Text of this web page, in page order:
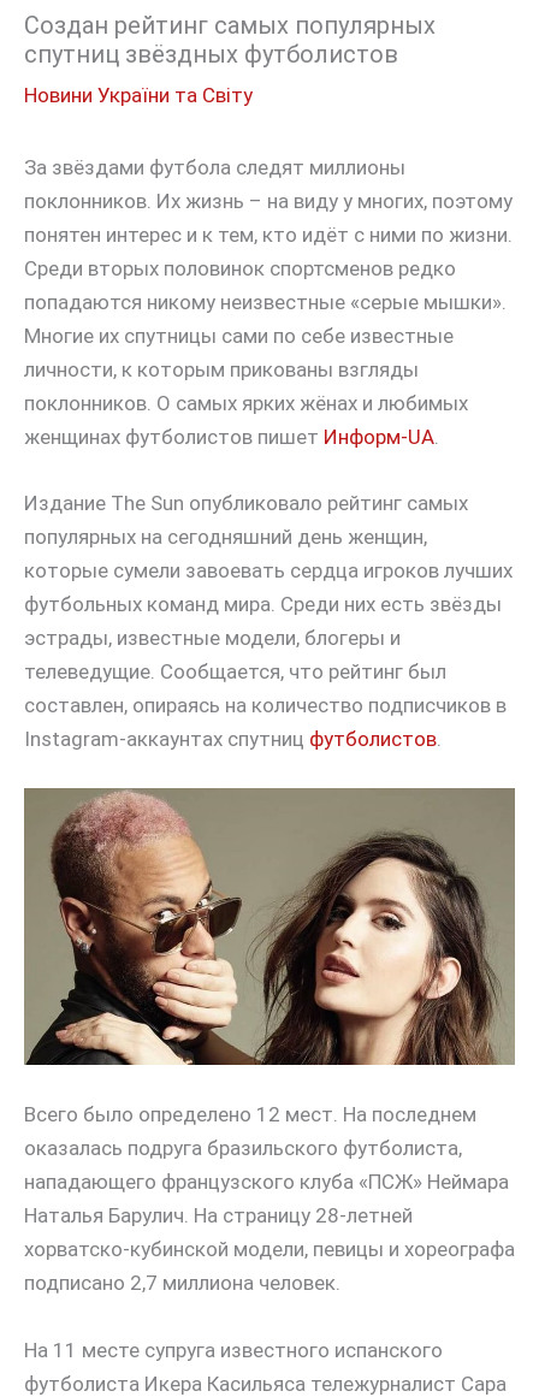
Создан рейтинг самых популярных
спутниц звёздных футболистов
Новини України та Світу
За звёздами футбола следят миллионы
поклонников. Их жизнь – на виду у многих, поэтому
понятен интерес и к тем, кто идёт с ними по жизни.
Среди вторых половинок спортсменов редко
попадаются никому неизвестные «серые мышки».
Многие их спутницы сами по себе известные
личности, к которым прикованы взгляды
поклонников. О самых ярких жёнах и любимых
женщинах футболистов пишет Информ-UA
Издание The Sun опубликовало рейтинг самых
популярных на сегодняшний день женщин,
которые сумели завоевать сердца игроков лучших
футбольных команд мира. Среди них есть звёзды
эстрады, известные модели, блогеры и
телеведущие. Сообщается, что рейтинг был
составлен, опираясь на количество подписчиков в
Instagram-аккаунтах спутниц футболистов.
Всего было определено 12 мест. На последнем
оказалась подруга бразильского футболиста,
нападающего французского клуба «ПСЖ» Неймара
Наталья Барулич. На страницу 28-летней
хорватско-кубинской модели, певицы и хореографа
подписано 2,7 миллиона человек.
На 11 месте супруга известного испанского
футболиста Икера Касильяса тележурналист Сара